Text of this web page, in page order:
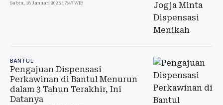
Sabtu, 18 Januari 2025 17:47 WIB
BANTUL
Pengajuan Dispensasi
Perkawinan di Bantul Menurun
dalam 3 Tahun Terakhir, Ini
Datanya